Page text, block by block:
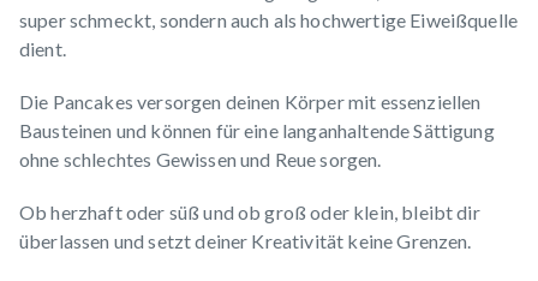
super schmeckt, sondern auch als hochwertige Eiweißquelle
dient.
Die Pancakes versorgen deinen Körper mit essenziellen
Bausteinen und können für eine langanhaltende Sättigung
ohne schlechtes Gewissen und Reue sorgen.
Ob herzhaft oder süß und ob groß oder klein, bleibt dir
überlassen und setzt deiner Kreativität keine Grenzen.